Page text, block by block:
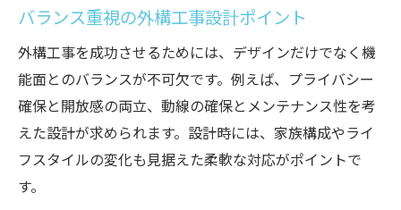
バランス重視の外構工事設計ポイント
外構工事を成功させるためには、デザインだけでなく機
能面とのバランスが不可欠です。例えば、プライバシー
確保と開放感の両立、動線の確保とメンテナンス性を考
えた設計が求められます。設計時には、家族構成やライ
フスタイルの変化も見据えた柔軟な対応がポイントで
す。